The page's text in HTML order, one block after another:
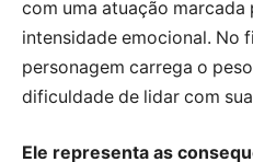
com uma atuação marcada
intensidade emocional. No
personagem carrega o
dificuldade de lidar com
Ele representa as